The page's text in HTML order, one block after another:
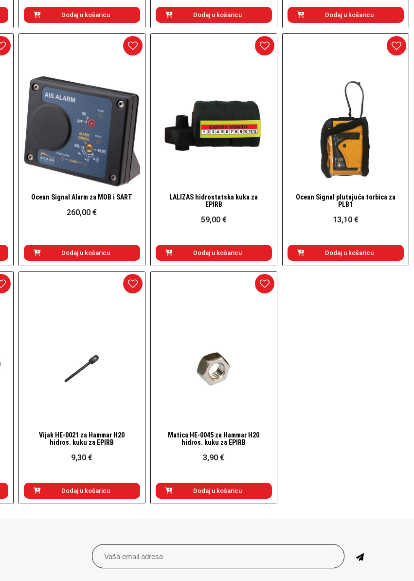
Dodaj u košaricu Dodaj u košaricu Dodaj u košaricu
Brzi pogled
Ocean Signal Alarm za MOB i SART
260,00 €
Dodaj u košaricu
Brzi pogled
LALIZAS hidrostatska kuka za
EPIRB
59,00 €
Dodaj u košaricu
Brzi pogled
Ocean Signal plutajuća torbica za
PLB1
13,10 €
Dodaj u košaricu
Brzi pogled
Vijak HE-0021 za Hammar H20
hidros. kuku za EPIRB
9,30 €
Dodaj u košaricu
Brzi pogled
Matica HE-0045 za Hammar H20
hidros. kuku za EPIRB
3,90 €
Dodaj u košaricu